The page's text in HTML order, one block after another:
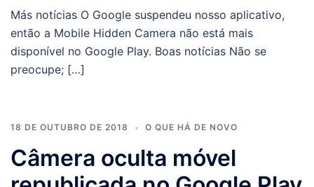
Más notícias O Google suspendeu nosso aplicativo,
então a Mobile Hidden Camera não está mais
disponível no Google Play. Boas notícias Não se
preocupe; […]
18 DE OUTUBRO DE 2018 O QUE HÁ DE NOVO
Câmera oculta móvel